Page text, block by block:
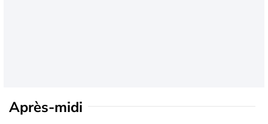
Après-midi